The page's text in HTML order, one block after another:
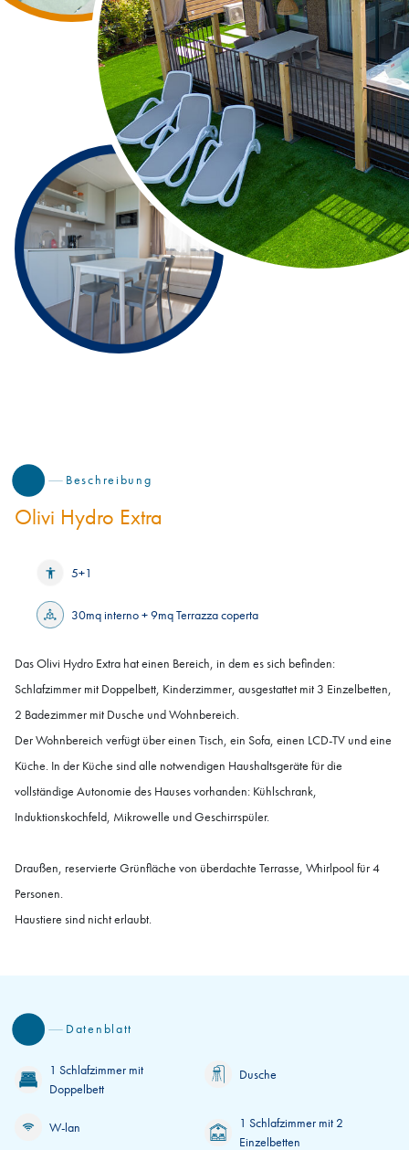
Beschreibung
Olivi Hydro Extra
5+1
30mq interno + 9mq Terrazza coperta
Das Olivi Hydro Extra hat einen Bereich, in dem es sich befinden:
Schlafzimmer mit Doppelbett, Kinderzimmer, ausgestattet mit 3 Einzelbetten,
2 Badezimmer mit Dusche und Wohnbereich.
Der Wohnbereich verfügt über einen Tisch, ein Sofa, einen LCD-TV und eine
Küche. In der Küche sind alle notwendigen Haushaltsgeräte für die
vollständige Autonomie des Hauses vorhanden: Kühlschrank,
Induktionskochfeld, Mikrowelle und Geschirrspüler.
Draußen, reservierte Grünfläche von überdachte Terrasse, Whirlpool für 4
Personen.
Haustiere sind nicht erlaubt.
Datenblatt
1 Schlafzimmer mit
Doppelbett
Dusche
W-lan
1 Schlafzimmer mit 2
Einzelbetten